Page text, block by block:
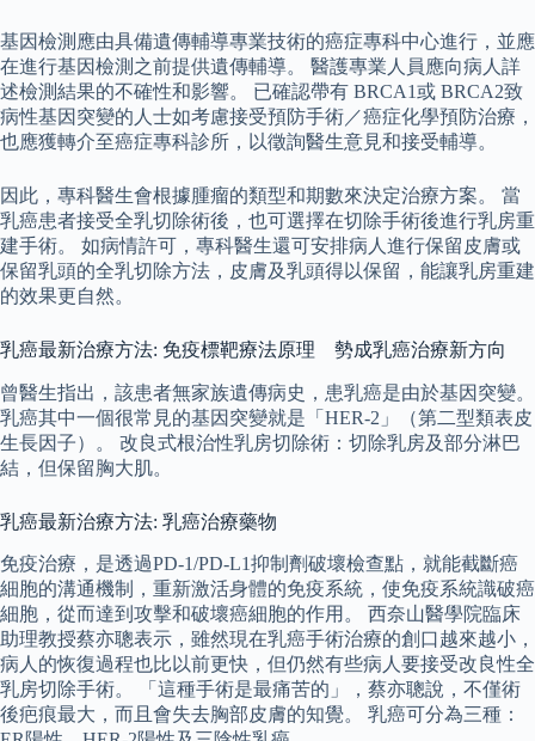
基因檢測應由具備遺傳輔導專業技術的癌症專科中心進行，並應
在進行基因檢測之前提供遺傳輔導。 醫護專業人員應向病人詳
述檢測結果的不確性和影響。 已確認帶有 BRCA1或 BRCA2致
病性基因突變的人士如考慮接受預防手術／癌症化學預防治療，
也應獲轉介至癌症專科診所，以徵詢醫生意見和接受輔導。
因此，專科醫生會根據腫瘤的類型和期數來決定治療方案。 當
乳癌患者接受全乳切除術後，也可選擇在切除手術後進行乳房重
建手術。 如病情許可，專科醫生還可安排病人進行保留皮膚或
保留乳頭的全乳切除方法，皮膚及乳頭得以保留，能讓乳房重建
的效果更自然。
乳癌最新治療方法: 免疫標靶療法原理 勢成乳癌治療新方向
曾醫生指出，該患者無家族遺傳病史，患乳癌是由於基因突變。
乳癌其中一個很常見的基因突變就是「HER-2」（第二型類表皮
生長因子）。 改良式根治性乳房切除術：切除乳房及部分淋巴
結，但保留胸大肌。
乳癌最新治療方法: 乳癌治療藥物
免疫治療，是透過PD-1/PD-L1抑制劑破壞檢查點，就能截斷癌
細胞的溝通機制，重新激活身體的免疫系統，使免疫系統識破癌
細胞，從而達到攻擊和破壞癌細胞的作用。 西奈山醫學院臨床
助理教授蔡亦聰表示，雖然現在乳癌手術治療的創口越來越小，
病人的恢復過程也比以前更快，但仍然有些病人要接受改良性全
乳房切除手術。 「這種手術是最痛苦的」，蔡亦聰說，不僅術
後疤痕最大，而且會失去胸部皮膚的知覺。 乳癌可分為三種：